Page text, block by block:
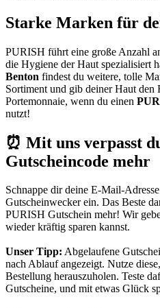
Starke Marken für
PURISH führt eine große Anzahl
die Hygiene der Haut spezialisiert
Benton findest du weitere, tolle
Sortiment und gib deiner Haut
Portemonnaie, wenn du einen
nutzt!
⏰ Mit uns verpasst
Gutscheincode mehr
Schnappe dir deine E-Mail-
Gutscheinweckerein. Das Beste
PURISH Gutschein mehr! Wir
wieder kräftig sparen kannst.
Unser Tipp: Abgelaufene
nach Ablauf angezeigt. Nutze
Bestellung herauszuholen. Teste
Gutscheine, und mit etwas Glück